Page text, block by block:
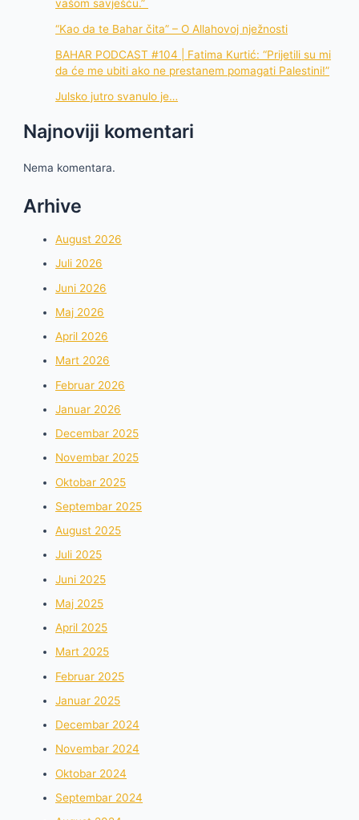
vašom savješću.”
“Kao da te Bahar čita” – O Allahovoj nježnosti
BAHAR PODCAST #104 | Fatima Kurtić: “Prijetili su mi
da će me ubiti ako ne prestanem pomagati Palestini!”
Julsko jutro svanulo je…
Najnoviji komentari
Nema komentara.
Arhive
August 2026
Juli 2026
Juni 2026
Maj 2026
April 2026
Mart 2026
Februar 2026
Januar 2026
Decembar 2025
Novembar 2025
Oktobar 2025
Septembar 2025
August 2025
Juli 2025
Juni 2025
Maj 2025
April 2025
Mart 2025
Februar 2025
Januar 2025
Decembar 2024
Novembar 2024
Oktobar 2024
Septembar 2024